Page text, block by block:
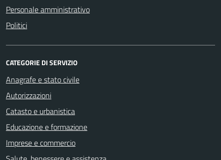
Personale amministrativo
Politici
CATEGORIE DI SERVIZIO
Anagrafe e stato civile
Autorizzazioni
Catasto e urbanistica
Educazione e formazione
Imprese e commercio